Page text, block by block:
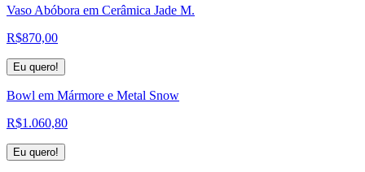
Vaso Abóbora em Cerâmica Jade M.
R$870,00
Eu quero!
Bowl em Mármore e Metal Snow
R$1.060,80
Eu quero!